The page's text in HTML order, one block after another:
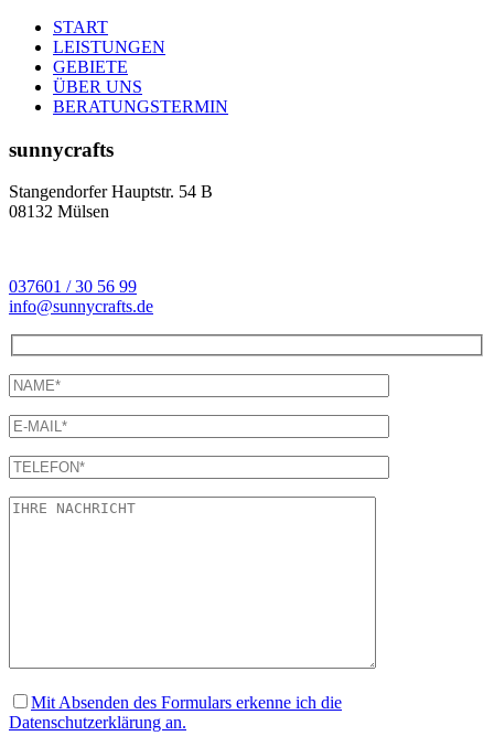
START
LEISTUNGEN
GEBIETE
ÜBER UNS
BERATUNGSTERMIN
sunnycrafts
Stangendorfer Hauptstr. 54 B
08132 Mülsen
037601 / 30 56 99
info@sunnycrafts.de
Mit Absenden des Formulars erkenne ich die
Datenschutzerklärung an.